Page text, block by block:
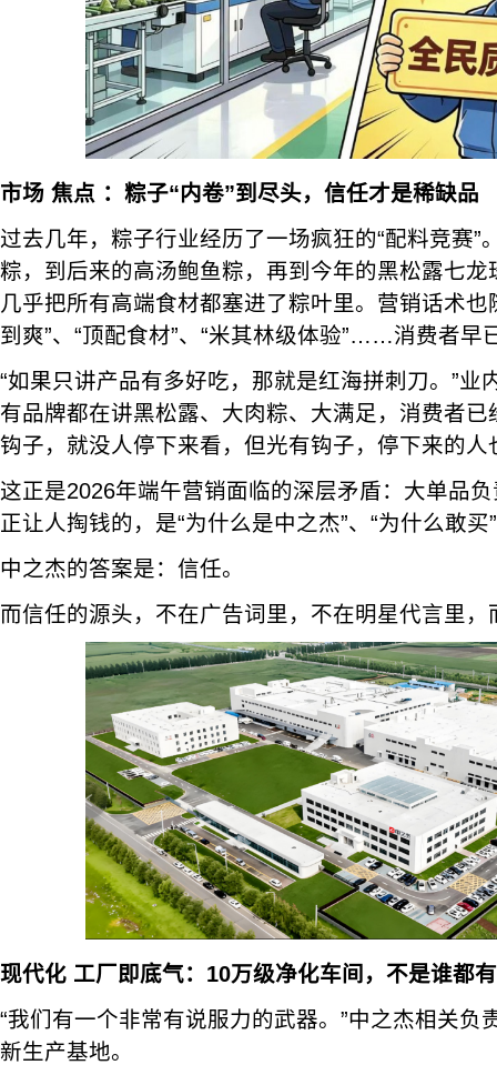
市场 焦点 ：粽子“内卷”到尽头，信任才是稀缺品
过去几年，粽子行业经历了一场疯狂的“配料竞赛”
粽，到后来的高汤鲍鱼粽，再到今年的黑松露七
几乎把所有高端食材都塞进了粽叶里。营销话术也
到爽”、“顶配食材”、“米其林级体验”……消费者早
“如果只讲产品有多好吃，那就是红海拼刺刀。”业
有品牌都在讲黑松露、大肉粽、大满足，消费者
钩子，就没人停下来看，但光有钩子，停下来的人
这正是2026年端午营销面临的深层矛盾：大单品
正让人掏钱的，是“为什么是中之杰”、“为什么敢
中之杰的答案是：信任。
而信任的源头，不在广告词里，不在明星代言里，
现代化 工厂即底气：10万级净化车间，不是谁都有
“我们有一个非常有说服力的武器。”中之杰相关负
新生产基地。